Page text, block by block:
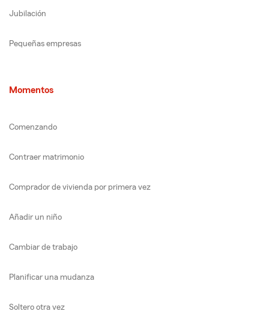
Jubilación
Pequeñas empresas
Momentos
Comenzando
Contraer matrimonio
Comprador de vivienda por primera vez
Añadir un niño
Cambiar de trabajo
Planificar una mudanza
Soltero otra vez